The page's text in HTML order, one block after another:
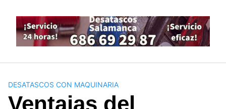
contenido
DESATASCOS CON MAQUINARIA
Ventajas del